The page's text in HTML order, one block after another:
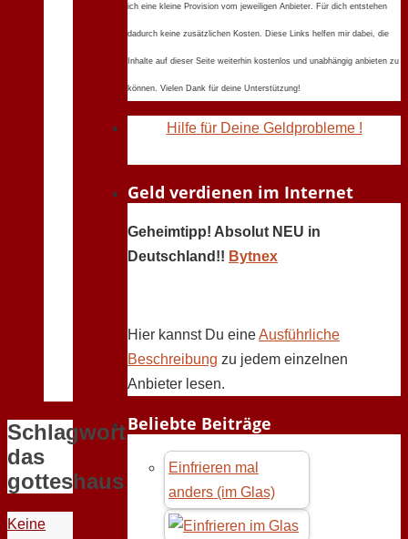
Schlagwort:
das
gotteshaus
Keine
ich eine kleine Provision vom jeweiligen Anbieter. Für dich entstehen
dadurch keine zusätzlichen Kosten. Diese Links helfen mir dabei, die
Inhalte auf dieser Seite weiterhin kostenlos und unabhängig anbieten zu
können. Vielen Dank für deine Unterstützung!
Hilfe für Deine Geldprobleme !
Geld verdienen im Internet
Geheimtipp! Absolut NEU in
Deutschland!! Bytnex
Hier kannst Du eineAusführliche
Beschreibung zu jedem einzelnen
Anbieter lesen.
Beliebte Beiträge
Einfrieren mal
anders (im Glas)